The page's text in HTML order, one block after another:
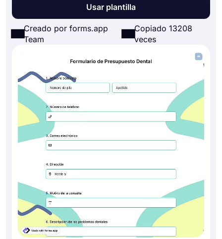
Usar plantilla
Creado por forms.app
Team
Copiado 13208
veces